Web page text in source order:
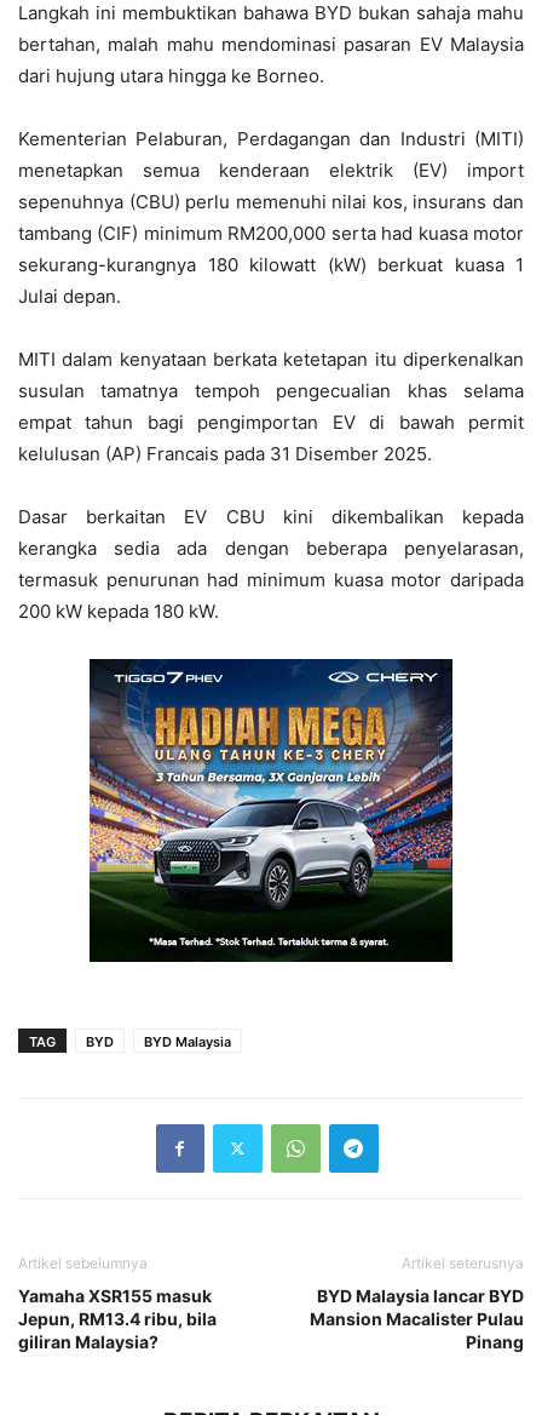
Langkah ini membuktikan bahawa BYD bukan sahaja mahu
bertahan, malah mahu mendominasi pasaran EV Malaysia
dari hujung utara hingga ke Borneo.
Kementerian Pelaburan, Perdagangan dan Industri (MITI)
menetapkan semua kenderaan elektrik (EV) import
sepenuhnya (CBU) perlu memenuhi nilai kos, insurans dan
tambang (CIF) minimum RM200,000 serta had kuasa motor
sekurang-kurangnya 180 kilowatt (kW) berkuat kuasa 1
Julai depan.
MITI dalam kenyataan berkata ketetapan itu diperkenalkan
susulan tamatnya tempoh pengecualian khas selama
empat tahun bagi pengimportan EV di bawah permit
kelulusan (AP) Francais pada 31 Disember 2025.
Dasar berkaitan EV CBU kini dikembalikan kepada
kerangka sedia ada dengan beberapa penyelarasan,
termasuk penurunan had minimum kuasa motor daripada
200 kW kepada 180 kW.
TAG BYD BYD Malaysia
Artikel sebelumnya
Yamaha XSR155 masuk
Jepun, RM13.4 ribu, bila
giliran Malaysia?
Artikel seterusnya
BYD Malaysia lancar BYD
Mansion Macalister Pulau
Pinang